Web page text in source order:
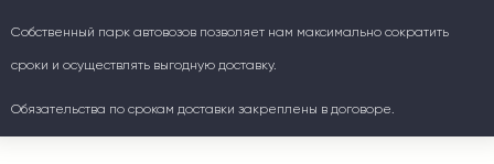
Собственный парк автовозов позволяет нам максимально сократить
сроки и осуществлять выгодную доставку.
Обязательства по срокам доставки закреплены в договоре.